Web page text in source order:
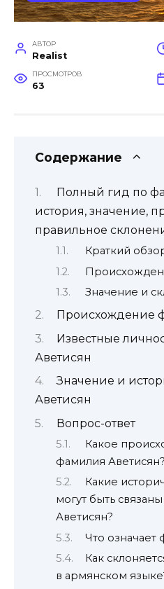
АВТОР
Realist
ПРОСМОТРОВ
63
Содержание
Полный гид по
история, значение,
правильное
Краткий
Значение и
Происхождение
Известные
Аветисян
Значение и
Аветисян
Вопрос-ответ
Какое
фамилия Аветисян?
Какие
могут быть
Аветисян?
Что означает
Как
в армянском